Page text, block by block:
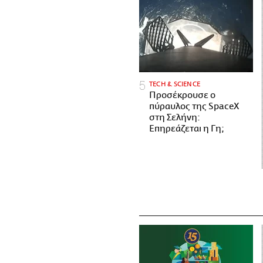
ΤECH & SCIENCE
Προσέκρουσε ο
πύραυλος της SpaceX
στη Σελήνη:
Επηρεάζεται η Γη;